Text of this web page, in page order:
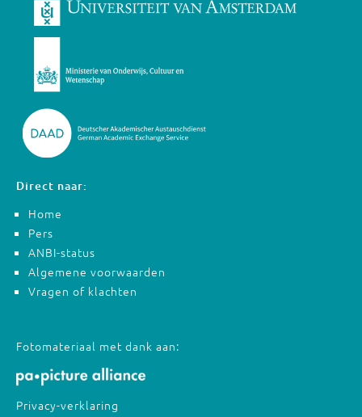
Direct naar:
Home
Pers
ANBI-status
Algemene voorwaarden
Vragen of klachten
Fotomateriaal met dank aan:
Privacy-verklaring